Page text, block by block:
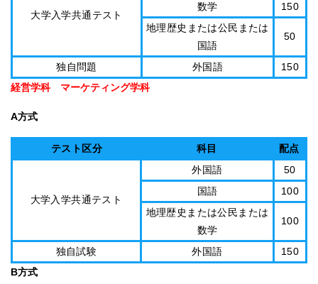
大学入学共通テスト
数学
150
地理歴史または公民または
国語
50
独自問題 外国語
150
経営学科 マーケティング学科
A方式
テスト区分 科目 配点
大学入学共通テスト
外国語
50
国語
100
地理歴史または公民または
数学
100
独自試験 外国語
150
B方式